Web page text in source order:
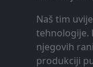
Naš tim
tehnologije.
njegovih
produkciji